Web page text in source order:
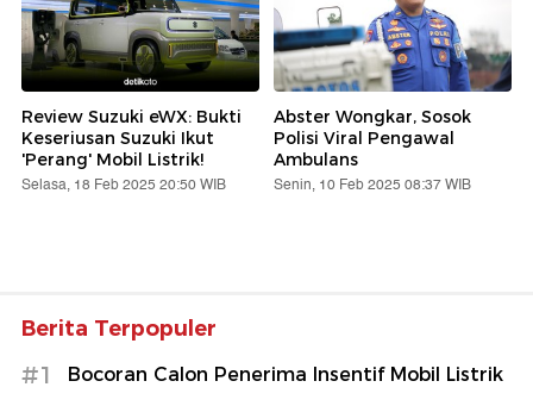
Review Suzuki eWX: Bukti
Keseriusan Suzuki Ikut
'Perang' Mobil Listrik!
Selasa, 18 Feb 2025 20:50 WIB
Abster Wongkar, Sosok
Polisi Viral Pengawal
Ambulans
Senin, 10 Feb 2025 08:37 WIB
Berita Terpopuler
#1 Bocoran Calon Penerima Insentif Mobil Listrik